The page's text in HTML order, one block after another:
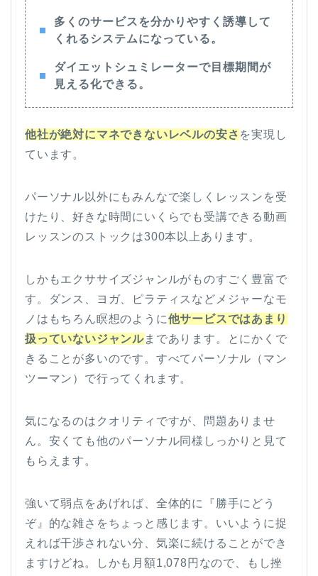
多くのサービスを分かりやすく誘導して
くれるシステムになっている。
ダイエットシュミレーターで目標期間が
見える化できる。
他社が絶対にマネできないレベルの安さ を実現し
ています。
パーソナル以外にもみんなで楽しくレッスンを受
けたり、好きな時間にいくらでも受講できる動画
レッスンのストックは300本以上あります。
しかもエクササイズジャンルがものすごく豊富で
す。ダンス、ヨガ、ピラティスなどメジャーなモ
ノはもちろん瞑想のように他サービスではあまり
扱っていないジャンルまであります。とにかくで
きることが多いのです。すべてパーソナル（マン
ツーマン）で行ってくれます。
気になるのはクオリティですが、問題ありませ
ん。安くても他のパーソナル同様しっかりと見て
もらえます。
強いて弱点をあげれば、全体的に『勝手にどう
ぞ』的な雑さをちょっと感じます。いいように捉
えれば干渉されない分、気楽に続けることができ
ますけどね。しかも月額1,078円なので、もし挫